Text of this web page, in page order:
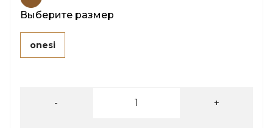
Выберите размер
onesi
- +